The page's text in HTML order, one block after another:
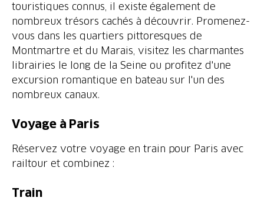
touristiques connus, il existe également de
nombreux trésors cachés à découvrir. Promenez-
vous dans les quartiers pittoresques de
Montmartre et du Marais, visitez les charmantes
librairies le long de la Seine ou profitez d'une
excursion romantique en bateau sur l'un des
nombreux canaux.
Voyage à Paris
Réservez votre voyage en train pour Paris avec
railtour et combinez :
Train